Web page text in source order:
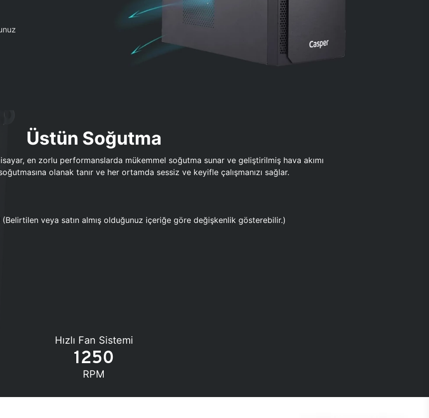
Üstün Soğutma
en zorlu performanslarda mükemmel soğutma sunar ve geliştirilmiş hava akımı
olanak tanır ve her ortamda sessiz ve keyifle çalışmanızı sağlar.
veya satın almış olduğunuz içeriğe göre değişkenlik gösterebilir.)
Hızlı Fan Sistemi
1250
RPM